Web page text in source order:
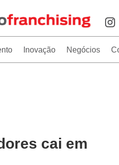
Inovação Negócios
cai em